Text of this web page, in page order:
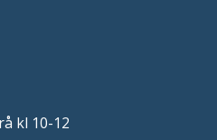
kl 10-12